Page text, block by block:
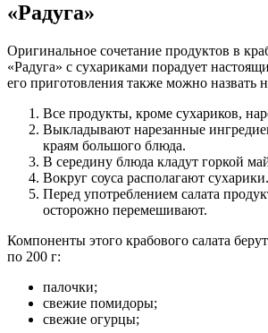
«Радуга»
Оригинальное сочетание продуктов в
«Радуга» с сухариками порадует
его приготовления также можно назвать
Все продукты, кроме сухариков,
Выкладывают нарезанные
краям большого блюда.
В середину блюда кладут горкой
Вокруг соуса располагают сухарики.
Перед употреблением салата
осторожно перемешивают.
Компоненты этого крабового салата
по 200 г:
палочки;
свежие помидоры;
свежие огурцы;